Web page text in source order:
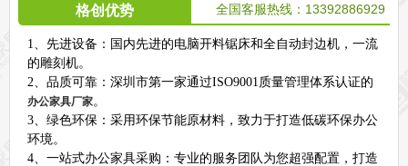
格创优势 全国客服热线：13392886929
1、先进设备：国内先进的电脑开料锯床和全自动封边机，一流
的雕刻机。
2、品质可靠：深圳市第一家通过ISO9001质量管理体系认证的
办公家具厂家。
3、绿色环保：采用环保节能原材料，致力于打造低碳环保办公
环境。
4、一站式办公家具采购：专业的服务团队为您超强配置，打造